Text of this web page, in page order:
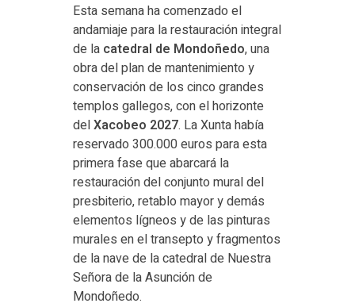
Esta semana ha comenzado el
andamiaje para la restauración integral
de la catedral de Mondoñedo, una
obra del plan de mantenimiento y
conservación de los cinco grandes
templos gallegos, con el horizonte
delXacobeo 2027. La Xunta había
reservado 300.000 euros para esta
primera fase que abarcará la
restauración del conjunto mural del
presbiterio, retablo mayor y demás
elementos lígneos y de las pinturas
murales en el transepto y fragmentos
de la nave de la catedral de Nuestra
Señora de la Asunción de
Mondoñedo.